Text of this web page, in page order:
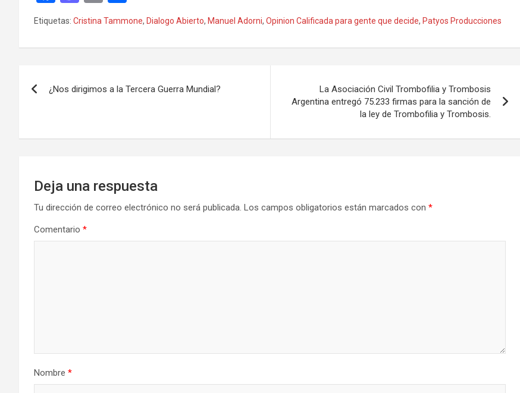
a
ce
b
o
a
st
o
o
m
ail m
p
tir
Etiquetas: Cristina Tammone, Dialogo Abierto, Manuel Adorni, Opinion Calificada para gente que decide, Patyos Producciones
de
¿Nos dirigimos a la Tercera Guerra Mundial?
La Asociación Civil Trombofilia y Trombosis
Argentina entregó 75.233 firmas para la sanción de
la ley de Trombofilia y Trombosis.
Deja una respuesta
Tu dirección de correo electrónico no será publicada. Los campos obligatorios están marcados con *
Comentario *
Nombre *